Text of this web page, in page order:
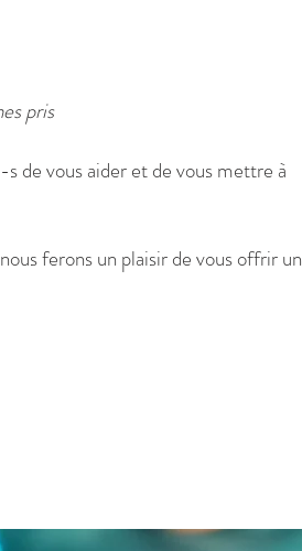
de vous aider et de vous mettre à
ferons un plaisir de vous offrir un